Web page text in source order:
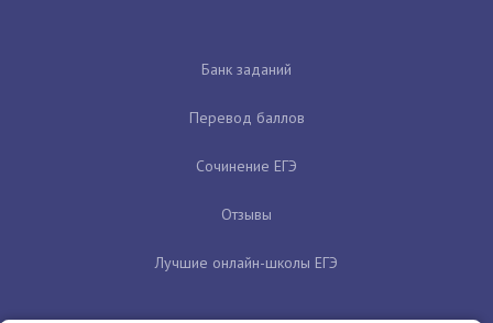
Банк заданий
Перевод баллов
Сочинение ЕГЭ
Отзывы
Лучшие онлайн-школы ЕГЭ